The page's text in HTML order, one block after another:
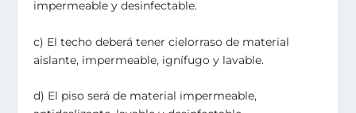
impermeable y desinfectable.
c) El techo deberá tener cielorraso de material
aislante, impermeable, ignífugo y lavable.
d) El piso será de material impermeable,